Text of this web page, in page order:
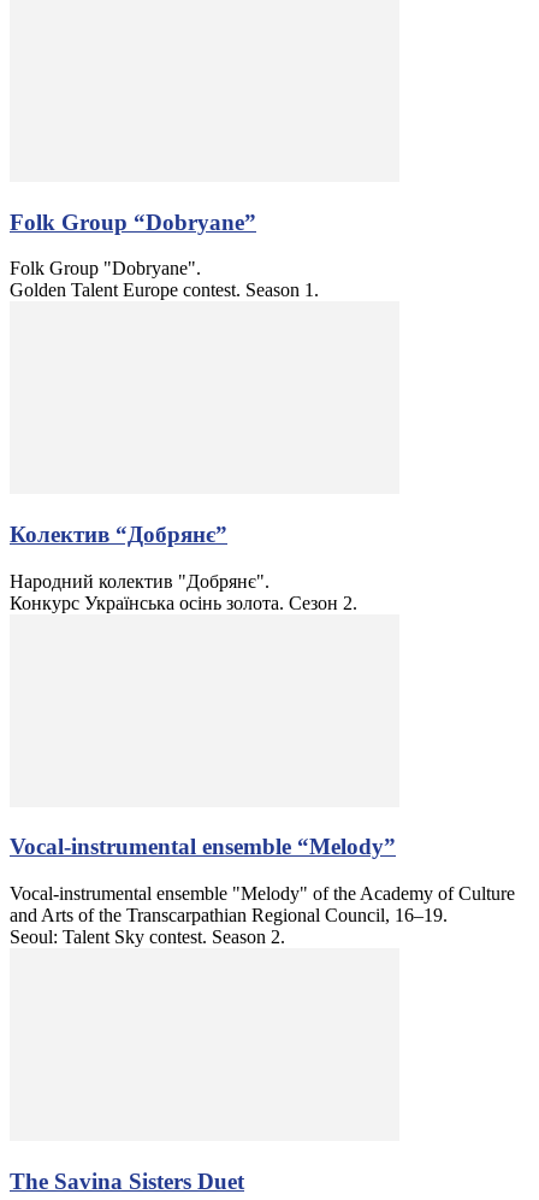
Folk Group “Dobryane”
Folk Group "Dobryane".
Golden Talent Europe contest. Season 1.
Колектив “Добрянє”
Народний колектив "Добрянє".
Конкурс Українська осінь золота. Сезон 2.
Vocal-instrumental ensemble “Melody”
Vocal-instrumental ensemble "Melody" of the Academy of Culture
and Arts of the Transcarpathian Regional Council, 16–19.
Seoul: Talent Sky contest. Season 2.
The Savina Sisters Duet